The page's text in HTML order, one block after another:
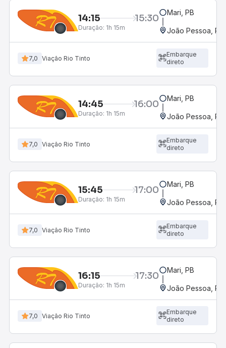
14:15 15:30
Duração: 1h 15m
Mari, PB
João Pessoa,
7,0 Viação Rio Tinto
Embarque
direto
14:45 16:00
Duração: 1h 15m
Mari, PB
João Pessoa,
7,0 Viação Rio Tinto
Embarque
direto
15:45 17:00
Duração: 1h 15m
Mari, PB
João Pessoa,
7,0 Viação Rio Tinto
Embarque
direto
16:15 17:30
Duração: 1h 15m
Mari, PB
João Pessoa,
7,0 Viação Rio Tinto
Embarque
direto